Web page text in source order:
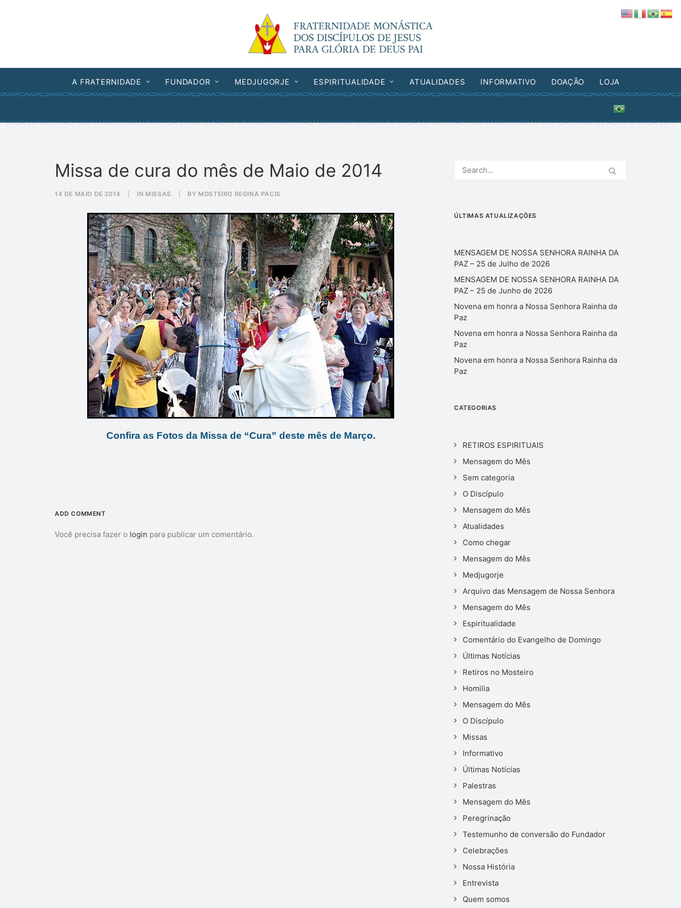
A FRATERNIDADE FUNDADOR MEDJUGORJE ESPIRITUALIDADE ATUALIDADES INFORMATIVO DOAÇÃO LOJA
Missa de cura do mês de Maio de 2014
14 DE MAIO DE 2014 IN MISSAS BY MOSTEIRO REGINA PACIS
Confira as Fotos da Missa de “Cura” deste mês de Março.
ADD COMMENT
Você precisa fazer o login para publicar um comentário.
ÚLTIMAS ATUALIZAÇÕES
MENSAGEM DE NOSSA SENHORA RAINHA DA
PAZ – 25 de Julho de 2026
MENSAGEM DE NOSSA SENHORA RAINHA DA
PAZ – 25 de Junho de 2026
Novena em honra a Nossa Senhora Rainha da
Paz
Novena em honra a Nossa Senhora Rainha da
Paz
Novena em honra a Nossa Senhora Rainha da
Paz
CATEGORIAS
RETIROS ESPIRITUAIS
Mensagem do Mês
Sem categoria
O Discípulo
Mensagem do Mês
Atualidades
Como chegar
Mensagem do Mês
Medjugorje
Arquivo das Mensagem de Nossa Senhora
Mensagem do Mês
Espiritualidade
Comentário do Evangelho de Domingo
Últimas Notícias
Retiros no Mosteiro
Homilia
Mensagem do Mês
O Discípulo
Missas
Informativo
Últimas Notícias
Palestras
Mensagem do Mês
Peregrinação
Testemunho de conversão do Fundador
Celebrações
Nossa História
Entrevista
Quem somos